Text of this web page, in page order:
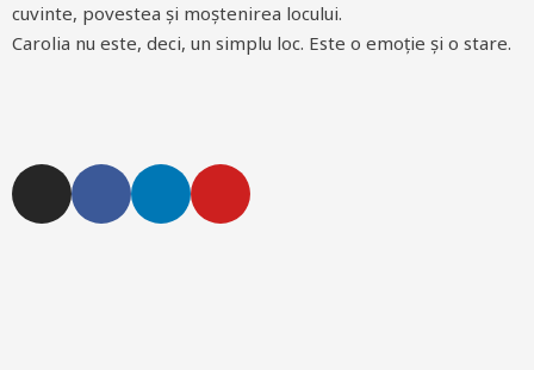
cuvinte, povestea și moștenirea locului.
Carolia nu este, deci, un simplu loc. Este o emoție și o stare.